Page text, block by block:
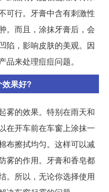
可行。牙膏中含有刺激性
。而且，涂抹牙膏后，会
陷，影响皮肤的美观。因
来处理痘痘问题。
效果好?
雾的效果。特别在雨天和
在开车前在车窗上涂抹一
布擦拭均匀。这样可以减
雾的作用。牙膏和香皂都
。所以，无论你选择使用